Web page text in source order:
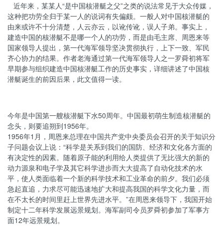
近年来，某某人“是中国核潜艇之父”之类的说法常见于大众传媒，
这种把功劳全归于某一人的说词有失偏颇。一般人对中国核潜艇的
由来或许不十分清楚，人云亦云，以讹传讹，误人子弟。事实上，
建造中国的核潜艇不是哪一个人的功劳，而是由毛主席、周恩来等
国家领导人提出，第一代海军领导坚决贯彻执行，上下一致、军民
齐心协力的结果。作者老海通过第一代海军领导人之一罗舜初将军
早期参与组织建造中国核潜艇工作的历史事实，详细讲述了中国核
潜艇诞生的前因后果，此文值得一读。
今年是中国第一艘核潜艇下水50周年。中国最初萌生制造核潜艇的
念头，则要追朔到1956年。
1956年1月，周恩来总理在中国共产党中央委员会召开的关于知识分
子问题会议上说：“科学是关系到我们的国防、经济和文化各方面的
有决定性的因素。随着原子能的利用给人类提供了无比强大的新的
动力源泉和电子学及其它科学进步而大大提高了自动化技术的水
平，使人类面临着一个新的科学技术和工业革命的前夕。我们必须
急起直追，力求尽可能迅速地扩大和提高我国的科学文化力量，而
在不太长的时间里赶上世界先进水平。”在周恩来领导下，我国开始
制定十二年科学发展远景规划。海军副司令员罗舜初参加了军事方
面12年远景规划。